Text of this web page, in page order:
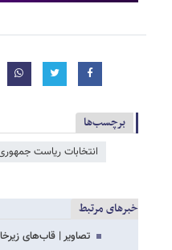
برچسب‌ها
انتخابات ریاست جمهوری
خبرهای مرتبط
تصاویر | قاب‌های